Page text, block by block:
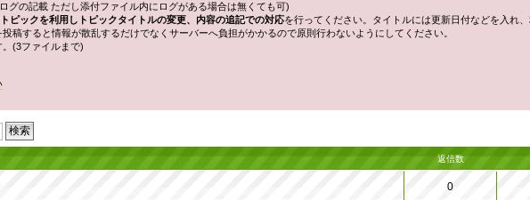
グの記載 ただし添付ファイル内にログがある場合は無くても可)
ピックを利用しトピックタイトルの変更、内容の追記での対応を行ってください。タイトルには更新日付などを入れ
稿すると情報が散乱するだけでなくサーバーへ負担がかかるので原則行わないようにしてください。
。(3ファイルまで)
返信数
0